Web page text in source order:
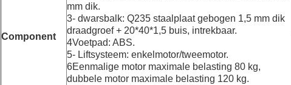
Component
mm dik.
3- dwarsbalk: Q235 staalplaat gebogen 1,5 mm dik
draadgroef + 20*40*1,5 buis, intrekbaar.
4Voetpad: ABS.
5- Liftsysteem: enkelmotor/tweemotor.
6Eenmalige motor maximale belasting 80 kg,
dubbele motor maximale belasting 120 kg.